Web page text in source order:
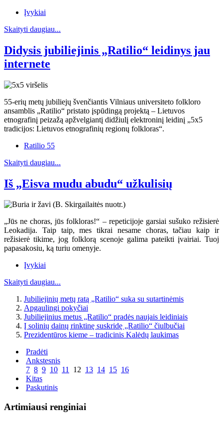
Įvykiai
Skaityti daugiau...
Didysis jubiliejinis „Ratilio“ leidinys jau
internete
55-erių metų jubiliejų švenčiantis Vilniaus universiteto folkloro
ansamblis „Ratilio“ pristato įspūdingą projektą – Lietuvos
etnografinį peizažą apžvelgiantį didžiulį elektroninį leidinį „5x5
tradicijos: Lietuvos etnografinių regionų folkloras“.
Ratilio 55
Skaityti daugiau...
Iš „Eisva mudu abudu“ užkulisių
„Jūs ne choras, jūs folkloras!“ – repeticijoje garsiai sušuko režisierė
Leokadija. Taip taip, mes tikrai nesame choras, tačiau kaip ir
režisierė tikime, jog folklorą scenoje galima pateikti įvairiai. Tuoj
papasakosiu, ką turiu omenyje.
Įvykiai
Skaityti daugiau...
Jubiliejinių metų ratą „Ratilio“ suka su sutartinėmis
Apgaulingi pokyčiai
Jubiliejinius metus „Ratilio“ pradės naujais leidiniais
Į solinių dainų rinktinę suskridę „Ratilio“ čiulbučiai
Prezidentūros kieme – tradicinis Kalėdų laukimas
Pradėti
Ankstesnis
7 8 9 10 11 12 13 14 15 16
Kitas
Paskutinis
Artimiausi renginiai